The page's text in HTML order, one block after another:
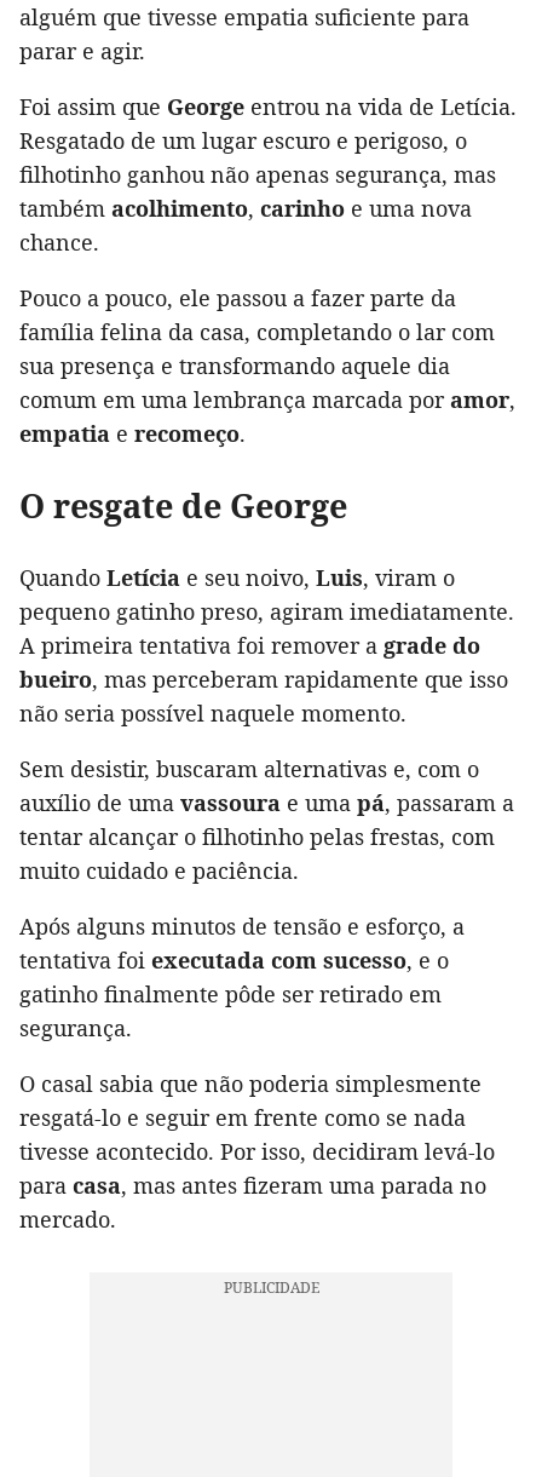
alguém que tivesse empatia suficiente para
parar e agir.
Foi assim que George entrou na vida de Letícia.
Resgatado de um lugar escuro e perigoso, o
filhotinho ganhou não apenas segurança, mas
também acolhimento, carinho e uma nova
chance.
Pouco a pouco, ele passou a fazer parte da
família felina da casa, completando o lar com
sua presença e transformando aquele dia
comum em uma lembrança marcada poramor,
empatia e recomeço.
O resgate de George
Quando Letícia e seu noivo, Luis, viram o
pequeno gatinho preso, agiram imediatamente.
A primeira tentativa foi remover a grade do
bueiro, mas perceberam rapidamente que isso
não seria possível naquele momento.
Sem desistir, buscaram alternativas e, com o
auxílio de uma vassoura e uma pá, passaram a
tentar alcançar o filhotinho pelas frestas, com
muito cuidado e paciência.
Após alguns minutos de tensão e esforço, a
tentativa foi executada com sucesso, e o
gatinho finalmente pôde ser retirado em
segurança.
O casal sabia que não poderia simplesmente
resgatá-lo e seguir em frente como se nada
tivesse acontecido. Por isso, decidiram levá-lo
para casa, mas antes fizeram uma parada no
mercado.